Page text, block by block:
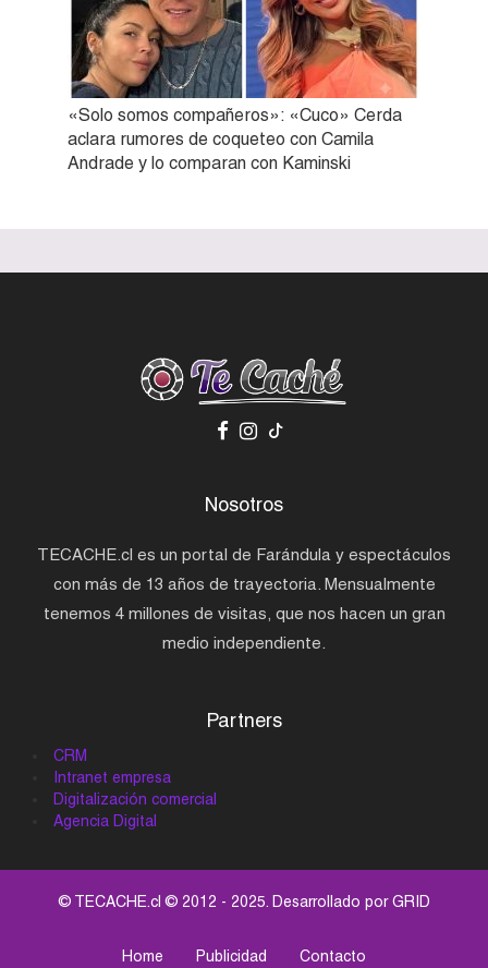
«Solo somos compañeros»: «Cuco» Cerda
aclara rumores de coqueteo con Camila
Andrade y lo comparan con Kaminski
Nosotros
TECACHE.cl es un portal de Farándula y espectáculos
con más de 13 años de trayectoria. Mensualmente
tenemos 4 millones de visitas, que nos hacen un gran
medio independiente.
Partners
CRM
Intranet empresa
Digitalización comercial
Agencia Digital
© TECACHE.cl © 2012 - 2025. Desarrollado porGRID
Home Publicidad Contacto